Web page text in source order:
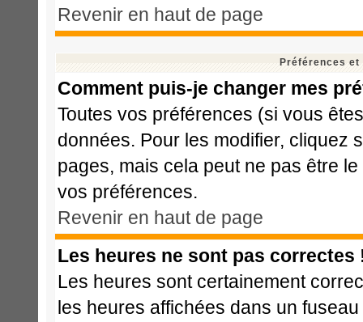
Revenir en haut de page
Préférences
Comment puis-je changer mes
Toutes vos préférences (si vous
données. Pour les modifier, cliquez
pages, mais cela peut ne pas être
vos préférences.
Revenir en haut de page
Les heures ne sont pas correctes
Les heures sont certainement
les heures affichées dans un